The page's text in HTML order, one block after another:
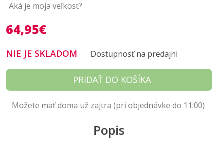
Aká je moja veľkosť?
64,95€
NIE JE SKLADOM Dostupnosť na predajni
PRIDAŤ DO KOŠÍKA
Možete mať doma už zajtra (pri objednávke do 11:00)
Popis